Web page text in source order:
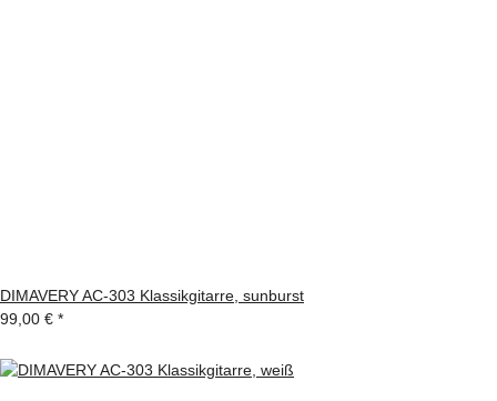
DIMAVERY AC-303 Klassikgitarre, sunburst
99,00 € *